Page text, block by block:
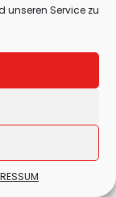
unseren Service zu